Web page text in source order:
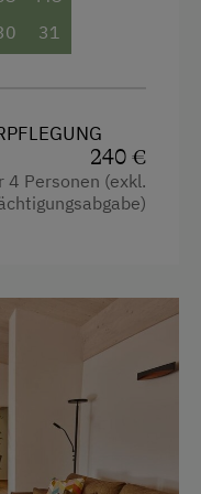
eineigenes
zusätzlichen
lädt ein,
mit traumhaftem
zu beginnen.
31
240 €
4 Personen (exkl.